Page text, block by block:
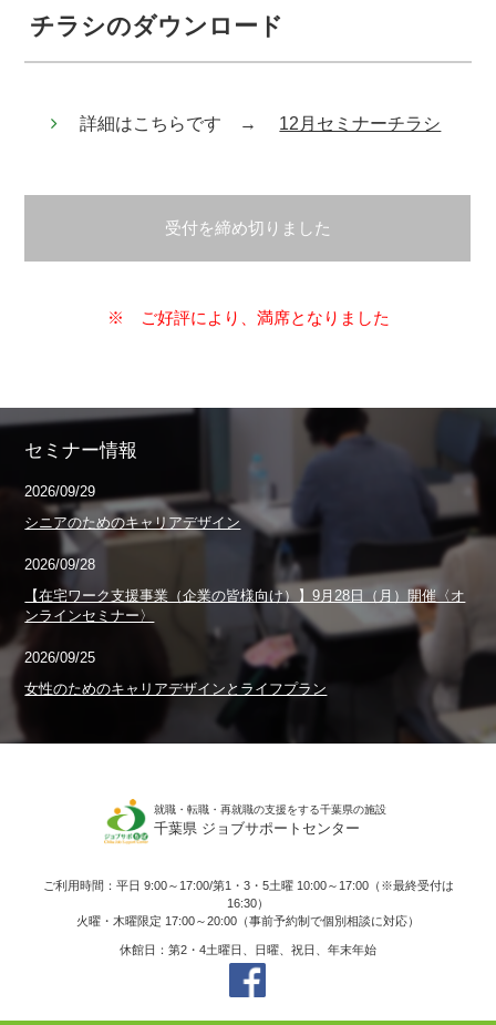
チラシのダウンロード
詳細はこちらです → 12月セミナーチラシ
受付を締め切りました
※ ご好評により、満席となりました
セミナー情報
2026/09/29
シニアのためのキャリアデザイン
2026/09/28
【在宅ワーク支援事業（企業の皆様向け）】9月28日（月）開催〈オ
ンラインセミナー〉
2026/09/25
女性のためのキャリアデザインとライフプラン
就職・転職・再就職の支援をする千葉県の施設
千葉県 ジョブサポートセンター
ご利用時間：平日 9:00～17:00/第1・3・5土曜 10:00～17:00（※最終受付は
16:30）
火曜・木曜限定 17:00～20:00（事前予約制で個別相談に対応）
休館日：第2・4土曜日、日曜、祝日、年末年始